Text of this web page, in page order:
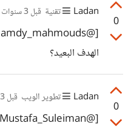
0
Ladan تقنية قبل 3 سنوات
الهدف البعيد؟
0
Ladan تطوير الويب قبل 3 سنوات